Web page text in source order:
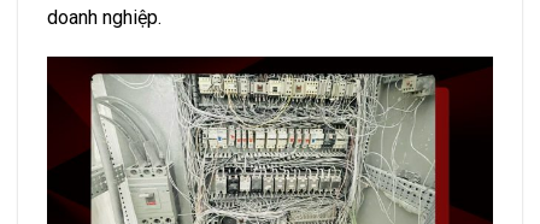
doanh nghiệp.